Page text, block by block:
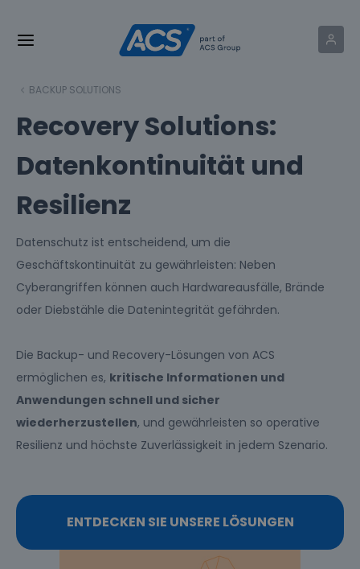
BACKUP SOLUTIONS
Recovery Solutions:
Datenkontinuität und
Resilienz
Datenschutz ist entscheidend, um die
Geschäftskontinuität zu gewährleisten: Neben
Cyberangriffen können auch Hardwareausfälle, Brände
oder Diebstähle die Datenintegrität gefährden.
Die Backup- und Recovery-Lösungen von ACS
ermöglichen es, kritische Informationen und
Anwendungen schnell und sicher
wiederherzustellen, und gewährleisten so operative
Resilienz und höchste Zuverlässigkeit in jedem Szenario.
ENTDECKEN SIE UNSERE LÖSUNGEN